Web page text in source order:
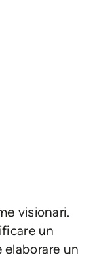
visionari.
un
un